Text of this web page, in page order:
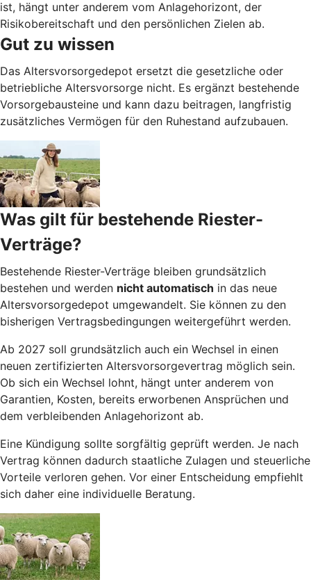
ist, hängt unter anderem vom Anlagehorizont, der
Risikobereitschaft und den persönlichen Zielen ab.
Gut zu wissen
Das Altersvorsorgedepot ersetzt die gesetzliche oder
betriebliche Altersvorsorge nicht. Es ergänzt bestehende
Vorsorgebausteine und kann dazu beitragen, langfristig
zusätzliches Vermögen für den Ruhestand aufzubauen.
Was gilt für bestehende Riester-
Verträge?
Bestehende Riester-Verträge bleiben grundsätzlich
bestehen und werden nicht automatisch in das neue
Altersvorsorgedepot umgewandelt. Sie können zu den
bisherigen Vertragsbedingungen weitergeführt werden.
Ab 2027 soll grundsätzlich auch ein Wechsel in einen
neuen zertifizierten Altersvorsorgevertrag möglich sein.
Ob sich ein Wechsel lohnt, hängt unter anderem von
Garantien, Kosten, bereits erworbenen Ansprüchen und
dem verbleibenden Anlagehorizont ab.
Eine Kündigung sollte sorgfältig geprüft werden. Je nach
Vertrag können dadurch staatliche Zulagen und steuerliche
Vorteile verloren gehen. Vor einer Entscheidung empfiehlt
sich daher eine individuelle Beratung.